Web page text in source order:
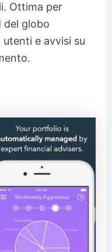
Ottima per
del globo
e avvisi su